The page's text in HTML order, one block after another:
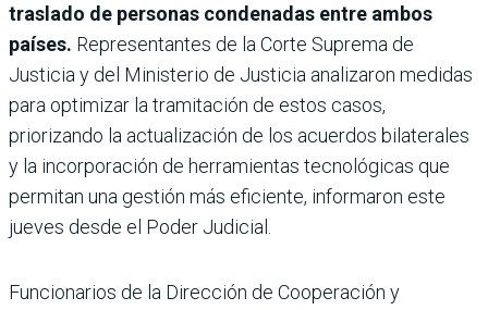
traslado de personas condenadas entre ambos
países. Representantes de la Corte Suprema de
Justicia y del Ministerio de Justicia analizaron medidas
para optimizar la tramitación de estos casos,
priorizando la actualización de los acuerdos bilaterales
y la incorporación de herramientas tecnológicas que
permitan una gestión más eficiente, informaron este
jueves desde el Poder Judicial.
Funcionarios de la Dirección de Cooperación y